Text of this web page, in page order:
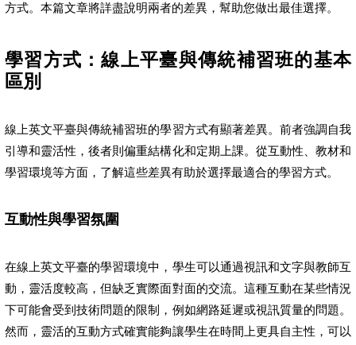
方式。本篇文章將詳盡說明兩者的差異，幫助您做出最佳選擇。
學習方式：線上平臺與傳統補習班的基本
區別
線上英文平臺與傳統補習班的學習方式有顯著差異。前者強調自我
引導和靈活性，後者則偏重結構化和定期上課。從互動性、教材和
學習環境等方面，了解這些差異有助於選擇最適合的學習方式。
互動性與學習氛圍
在線上英文平臺的學習環境中，學生可以通過視訊和文字與教師互
動，靈活度較高，但缺乏實際面對面的交流。這種互動在某些情況
下可能會受到技術問題的限制，例如網路延遲或視訊質量的問題。
然而，靈活的互動方式確實能夠讓學生在時間上更具自主性，可以